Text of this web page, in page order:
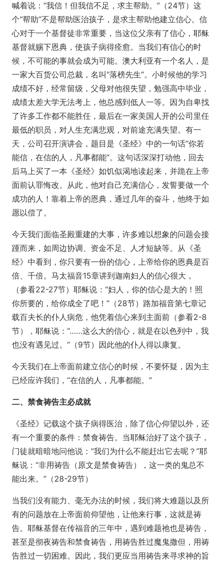
喊着说：“我信！但我信不足，求主帮助。”（24节）这
个“帮助”不是帮助医治孩子，是求主帮助他建立信心。信
心对于一个基督徒非常重要，当这位父亲有了信心，耶稣
基督就赐下恩典，使孩子病得痊愈。当我们有信心的时
候，不可能的事就会成为可能。澳大利亚有一个名人，是
一家大百货公司总裁，名叫“落榜先生”。小时候他的学习
成绩不好，经常留级，父母对他很失望，勉强高中毕业，
成绩太差大学无法考上，他总感到低人一等。因为自卑找
了许多工作都不能胜任，最后在一家美国人开的公司里任
最低的职员，对人生充满悲观，对前途充满失望。有一
天，公司召开演讲会，题目是《圣经》中的一句话“你若
能信，在信的人，凡事都能”。这句话深深打动他，回去
后马上买了一本《圣经》如饥似渴地读起来，并跪在上帝
面前认罪悔改。从此，他对自己充满信心，发誓要做一个
成功的人！靠着上帝的恩典，通过几年的奋斗，他终于如
愿以偿了。
今天我们面临圣殿重建的大事，许多难以想象的问题会接
踵而来，如周边协调、资金不足、人才短缺等。从《圣
经》中看到，你只要有一份的信心，上帝给你的恩典是百
倍、千倍。马太福音15章讲到迦南妇人的信心很大，
（参看22-27节）耶稣说：“妇人，你的信心是大的！照
你所要的，给你成全了吧！”（28节）路加福音第七章记
载百夫长的仆人病危，他凭着信心来到主面前（参看2-8
节），耶稣说：“……这么大的信心，就是在以色列中，我
也没有遇见过。”（9节）因此他的仆人得以康复。
今天我们在上帝面前建立信心的时候，不要怀疑，因为主
已经应许我们，“在信的人，凡事都能。”
二、禁食祷告主必成就
《圣经》记载这个孩子病得医治，除了信心仰望以外，还
有一个重要的条件：禁食祷告。当耶稣治好了这个孩子，
门徒就暗暗地问他说：“我们为什么不能赶出它去呢？”耶
稣说：“非用祷告（原文是禁食祷告），这一类的鬼总不
能出来。”（28-29节）
当我们没有能力、毫无办法的时候，我们将大难题以及所
有的问题放在上帝面前仰望他，让他来行事，这就是祷
告。耶稣基督在传福音的三年中，遇到难题祂也是祷告，
甚至是彻夜祷告和禁食祷告，用祷告胜过魔鬼撒但，用祷
告胜过一切困难。因此，我们更应当用祷告来寻求神的旨